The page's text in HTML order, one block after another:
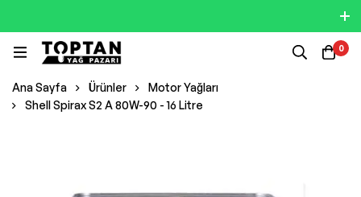
0
Ana Sayfa Ürünler
Motor Yağları
Shell Spirax S2 A 80W-90 - 16 Litre